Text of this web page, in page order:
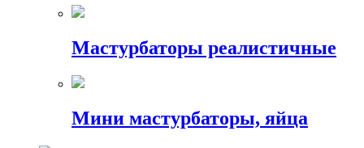
Мастурбаторы реалистичные
Мини мастурбаторы, яйца